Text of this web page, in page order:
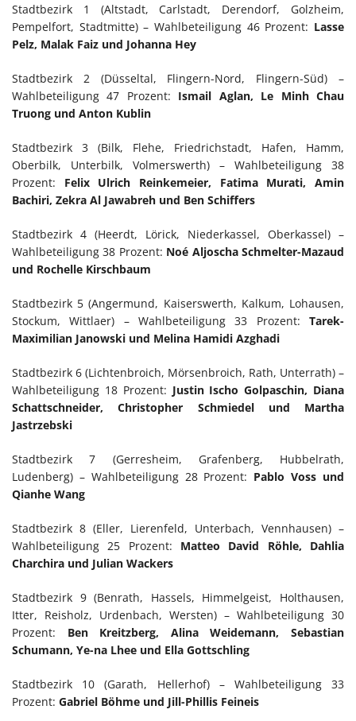
Stadtbezirk 1 (Altstadt, Carlstadt, Derendorf, Golzheim,
Pempelfort, Stadtmitte) – Wahlbeteiligung 46 Prozent: Lasse
Pelz, Malak Faiz und Johanna Hey
Stadtbezirk 2 (Düsseltal, Flingern-Nord, Flingern-Süd) –
Wahlbeteiligung 47 Prozent: Ismail Aglan, Le Minh Chau
Truong und Anton Kublin
Stadtbezirk 3 (Bilk, Flehe, Friedrichstadt, Hafen, Hamm,
Oberbilk, Unterbilk, Volmerswerth) – Wahlbeteiligung 38
Prozent: Felix Ulrich Reinkemeier, Fatima Murati, Amin
Bachiri, Zekra Al Jawabreh und Ben Schiffers
Stadtbezirk 4 (Heerdt, Lörick, Niederkassel, Oberkassel) –
Wahlbeteiligung 38 Prozent: Noé Aljoscha Schmelter-Mazaud
und Rochelle Kirschbaum
Stadtbezirk 5 (Angermund, Kaiserswerth, Kalkum, Lohausen,
Stockum, Wittlaer) – Wahlbeteiligung 33 Prozent: Tarek-
Maximilian Janowski und Melina Hamidi Azghadi
Stadtbezirk 6 (Lichtenbroich, Mörsenbroich, Rath, Unterrath) –
Wahlbeteiligung 18 Prozent: Justin Ischo Golpaschin, Diana
Schattschneider, Christopher Schmiedel und Martha
Jastrzebski
Stadtbezirk 7 (Gerresheim, Grafenberg, Hubbelrath,
Ludenberg) – Wahlbeteiligung 28 Prozent: Pablo Voss und
Qianhe Wang
Stadtbezirk 8 (Eller, Lierenfeld, Unterbach, Vennhausen) –
Wahlbeteiligung 25 Prozent: Matteo David Röhle, Dahlia
Charchira und Julian Wackers
Stadtbezirk 9 (Benrath, Hassels, Himmelgeist, Holthausen,
Itter, Reisholz, Urdenbach, Wersten) – Wahlbeteiligung 30
Prozent: Ben Kreitzberg, Alina Weidemann, Sebastian
Schumann, Ye-na Lhee und Ella Gottschling
Stadtbezirk 10 (Garath, Hellerhof) – Wahlbeteiligung 33
Prozent: Gabriel Böhme und Jill-Phillis Feineis